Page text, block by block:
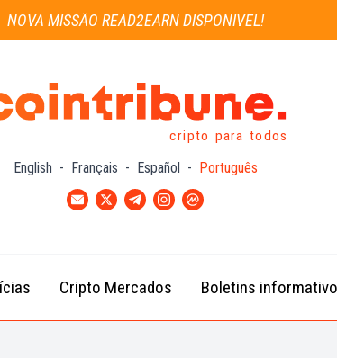
NOVA MISSÃO READ2EARN DISPONÍVEL!
cripto para todos
English - Français - Español - Português
Notícias
Cripto
Cripto Mercados
(BTC)
Boletins